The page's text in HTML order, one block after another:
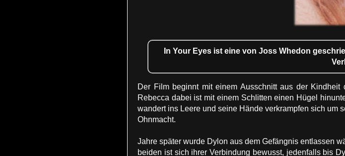
In Your Eyes ist eine von Joss Whedon
Der Film beginnt mit einem Ausschnitt aus der
Rebecca dabei ist mit einem Schlitten einen Hügel
wandert ins Leere und seine Hände verkrampfen sich um
Ohnmacht.
Jahre später wurde Dylon aus dem Gefängnis entlassen
beiden ist sich ihrer Verbindung bewusst, jedenfalls bis